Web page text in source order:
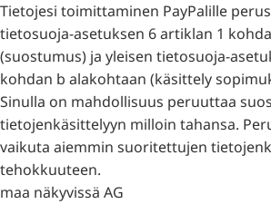
Tietojesi toimittaminen PayPalille
tietosuoja-asetuksen 6 artiklan 1
(suostumus) ja yleisen tietosuoja-
kohdan b alakohtaan (käsittely
Sinulla on mahdollisuus peruuttaa
tietojenkäsittelyyn milloin tahansa.
vaikuta aiemmin suoritettujen
tehokkuuteen.
maa näkyvissä AG